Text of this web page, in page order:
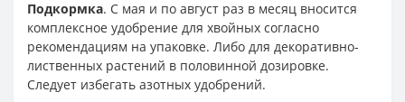
Подкормка. С мая и по август раз в месяц вносится
комплексное удобрение для хвойных согласно
рекомендациям на упаковке. Либо для декоративно-
лиственных растений в половинной дозировке.
Следует избегать азотных удобрений.